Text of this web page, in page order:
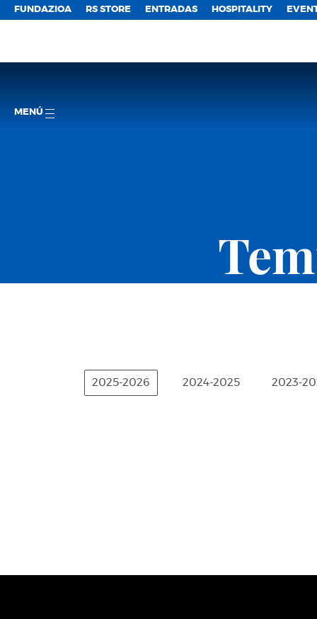
FUNDAZIOA RS STORE ENTRADAS HOSPITALITY
MENÚ
2025-2026 2024-2025 2023-